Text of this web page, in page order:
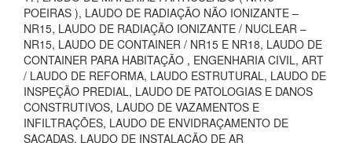
POEIRAS ), LAUDO DE RADIAÇÃO NÃO IONIZANTE –
NR15, LAUDO DE RADIAÇÃO IONIZANTE / NUCLEAR –
NR15, LAUDO DE CONTAINER / NR15 E NR18, LAUDO DE
CONTAINER PARA HABITAÇÃO , ENGENHARIA CIVIL, ART
/ LAUDO DE REFORMA, LAUDO ESTRUTURAL, LAUDO DE
INSPEÇÃO PREDIAL, LAUDO DE PATOLOGIAS E DANOS
CONSTRUTIVOS, LAUDO DE VAZAMENTOS E
INFILTRAÇÕES, LAUDO DE ENVIDRAÇAMENTO DE
SACADAS, LAUDO DE INSTALAÇÃO DE AR